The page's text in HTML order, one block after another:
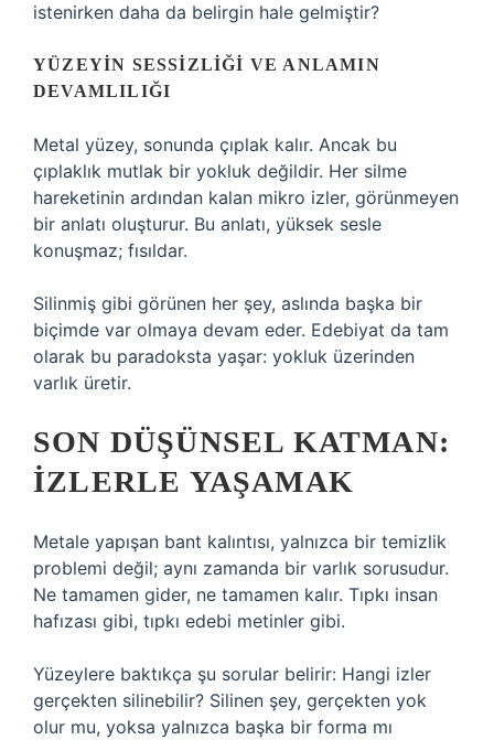
istenirken daha da belirgin hale gelmiştir?
YÜZEYIN SESSIZLIĞI VE ANLAMIN
DEVAMLILIĞI
Metal yüzey, sonunda çıplak kalır. Ancak bu
çıplaklık mutlak bir yokluk değildir. Her silme
hareketinin ardından kalan mikro izler, görünmeyen
bir anlatı oluşturur. Bu anlatı, yüksek sesle
konuşmaz; fısıldar.
Silinmiş gibi görünen her şey, aslında başka bir
biçimde var olmaya devam eder. Edebiyat da tam
olarak bu paradoksta yaşar: yokluk üzerinden
varlık üretir.
SON DÜŞÜNSEL KATMAN:
İZLERLE YAŞAMAK
Metale yapışan bant kalıntısı, yalnızca bir temizlik
problemi değil; aynı zamanda bir varlık sorusudur.
Ne tamamen gider, ne tamamen kalır. Tıpkı insan
hafızası gibi, tıpkı edebi metinler gibi.
Yüzeylere baktıkça şu sorular belirir: Hangi izler
gerçekten silinebilir? Silinen şey, gerçekten yok
olur mu, yoksa yalnızca başka bir forma mı